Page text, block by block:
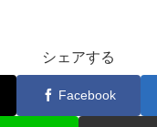
シェアする
Facebook